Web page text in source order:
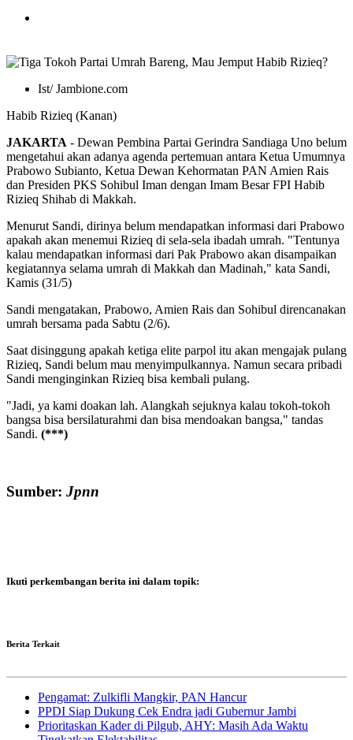
Ist/ Jambione.com
Habib Rizieq (Kanan)
JAKARTA - Dewan Pembina Partai Gerindra Sandiaga Uno belum
mengetahui akan adanya agenda pertemuan antara Ketua Umumnya
Prabowo Subianto, Ketua Dewan Kehormatan PAN Amien Rais
dan Presiden PKS Sohibul Iman dengan Imam Besar FPI Habib
Rizieq Shihab di Makkah.
Menurut Sandi, dirinya belum mendapatkan informasi dari Prabowo
apakah akan menemui Rizieq di sela-sela ibadah umrah. "Tentunya
kalau mendapatkan informasi dari Pak Prabowo akan disampaikan
kegiatannya selama umrah di Makkah dan Madinah," kata Sandi,
Kamis (31/5)
Sandi mengatakan, Prabowo, Amien Rais dan Sohibul direncanakan
umrah bersama pada Sabtu (2/6).
Saat disinggung apakah ketiga elite parpol itu akan mengajak pulang
Rizieq, Sandi belum mau menyimpulkannya. Namun secara pribadi
Sandi menginginkan Rizieq bisa kembali pulang.
"Jadi, ya kami doakan lah. Alangkah sejuknya kalau tokoh-tokoh
bangsa bisa bersilaturahmi dan bisa mendoakan bangsa," tandas
Sandi. (***)
Sumber: Jpnn
Ikuti perkembangan berita ini dalam topik:
Berita Terkait
Pengamat: Zulkifli Mangkir, PAN Hancur
PPDI Siap Dukung Cek Endra jadi Gubernur Jambi
Prioritaskan Kader di Pilgub, AHY: Masih Ada Waktu